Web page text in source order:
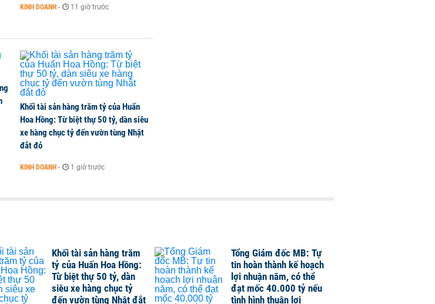
KINH DOANH - 11 giờ trước
Khối tài sản hàng trăm tỷ của Huấn
Hoa Hồng: Từ biệt thự 50 tỷ, dàn siêu
xe hàng chục tỷ đến vườn tùng Nhật
đắt đỏ
KINH DOANH - 1 giờ trước
Khối tài sản hàng trăm
tỷ của Huấn Hoa Hồng:
Từ biệt thự 50 tỷ, dàn
siêu xe hàng chục tỷ
đến vườn tùng Nhật đắt
Tổng Giám đốc MB: Tự
tin hoàn thành kế hoạch
lợi nhuận năm, có thể
đạt mốc 40.000 tỷ nếu
tình hình thuận lợi